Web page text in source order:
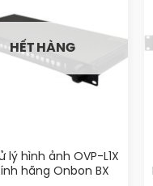
HẾT HÀNG
lý hình ảnh OVP-L1X
hãng Onbon BX